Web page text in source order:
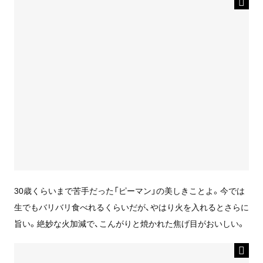
30歳くらいまで苦手だった「ピーマン」の美しきことよ。今では
生でもバリバリ食べれるくらいだが、やはり火を入れるとさらに
旨い。絶妙な火加減で、こんがりと焼かれた焦げ目がおいしい。